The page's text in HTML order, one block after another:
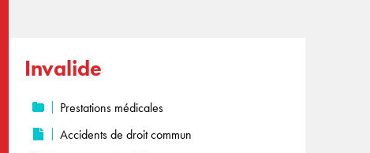
Invalide
Prestations médicales
Accidents de droit commun